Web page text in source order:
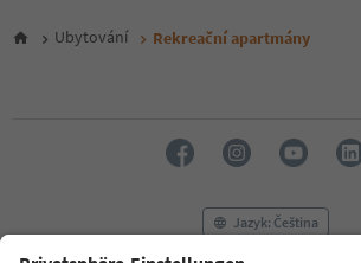
6
Ubytování Rekreační apartmány
Jazyk: Čeština